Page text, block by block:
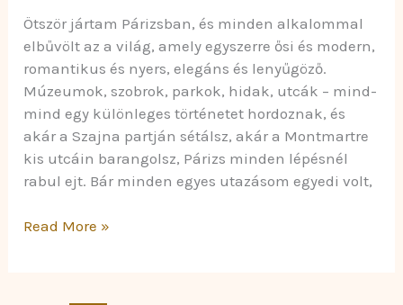
Ötször jártam Párizsban, és minden alkalommal
elbűvölt az a világ, amely egyszerre ősi és modern,
romantikus és nyers, elegáns és lenyűgöző.
Múzeumok, szobrok, parkok, hidak, utcák – mind-
mind egy különleges történetet hordoznak, és
akár a Szajna partján sétálsz, akár a Montmartre
kis utcáin barangolsz, Párizs minden lépésnél
rabul ejt. Bár minden egyes utazásom egyedi volt,
Read More »